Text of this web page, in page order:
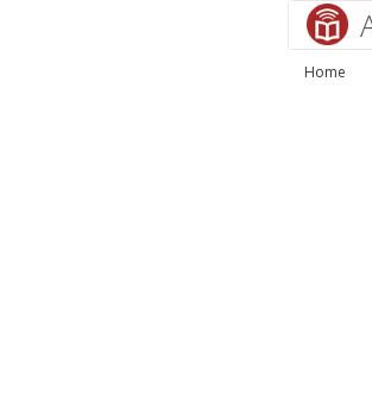
Home